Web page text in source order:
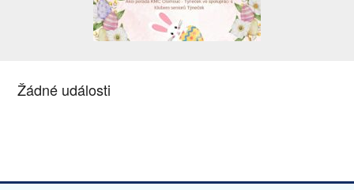
Žádné události